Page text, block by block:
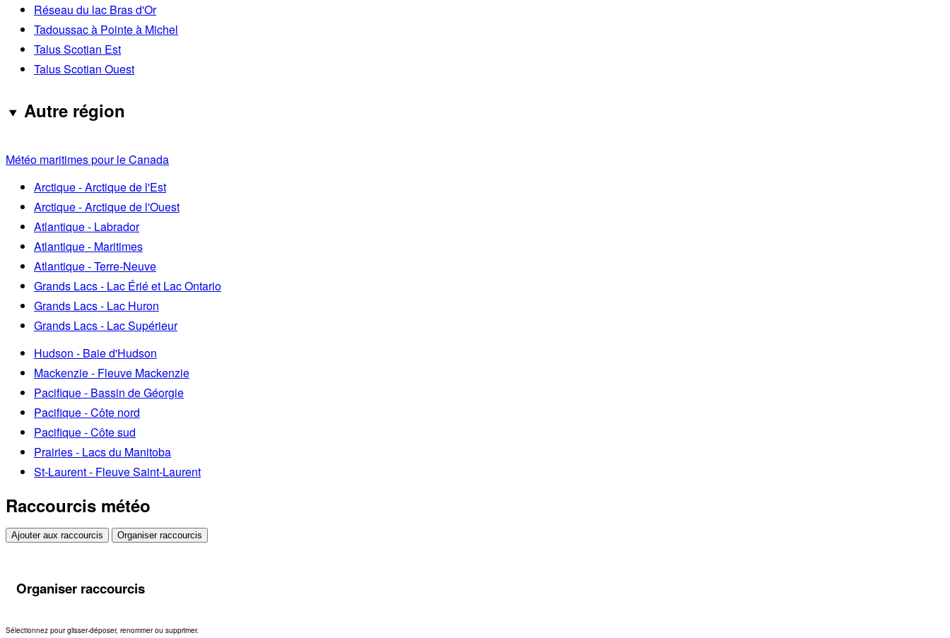
Réseau du lac Bras d'Or
Tadoussac à Pointe à Michel
Talus Scotian Est
Talus Scotian Ouest
Autre région
Météo maritimes pour le Canada
Arctique - Arctique de l'Est
Arctique - Arctique de l'Ouest
Atlantique - Labrador
Atlantique - Maritimes
Atlantique - Terre-Neuve
Grands Lacs - Lac Érié et Lac Ontario
Grands Lacs - Lac Huron
Grands Lacs - Lac Supérieur
Hudson - Baie d'Hudson
Mackenzie - Fleuve Mackenzie
Pacifique - Bassin de Géorgie
Pacifique - Côte nord
Pacifique - Côte sud
Prairies - Lacs du Manitoba
St-Laurent - Fleuve Saint-Laurent
Raccourcis météo
Ajouter aux raccourcis Organiser raccourcis
Organiser raccourcis
Sélectionnez pour glisser-déposer, renommer ou supprimer.